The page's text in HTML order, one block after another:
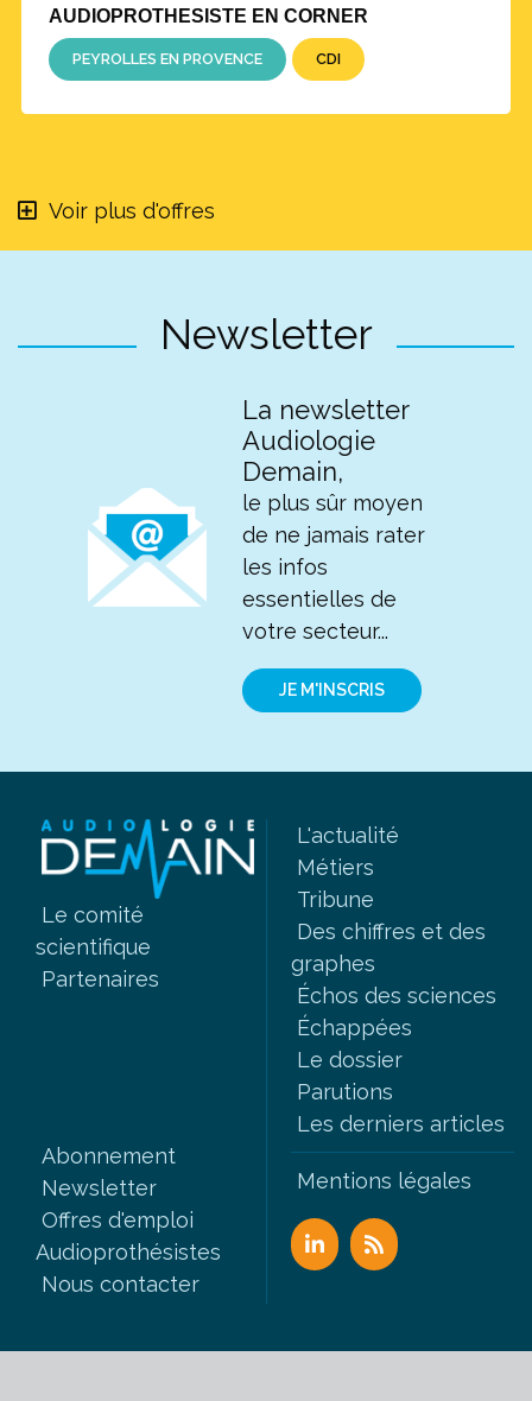
AUDIOPROTHESISTE EN CORNER
PEYROLLES EN PROVENCE CDI
Voir plus d'offres
Newsletter
La newsletter
Audiologie
Demain,
le plus sûr moyen
de ne jamais rater
les infos
essentielles de
votre secteur...
JE M'INSCRIS
Le comité
scientifique
Partenaires
L'actualité
Métiers
Tribune
Des chiffres et des
graphes
Échos des sciences
Échappées
Le dossier
Parutions
Les derniers articles
Abonnement
Newsletter
Offres d'emploi
Audioprothésistes
Nous contacter
Mentions légales